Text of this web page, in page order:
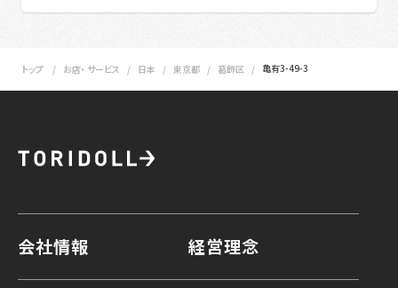
トップ お店・ サービス 日本 東京都 葛飾区 亀有3-49-3
会社情報 経営理念